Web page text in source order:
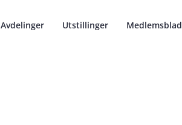
Avdelinger Utstillinger Medlemsblad